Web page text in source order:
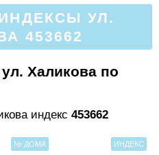
УЛ.
453662
Халикова по
индекс 453662
№ ДОМА ИНДЕКС